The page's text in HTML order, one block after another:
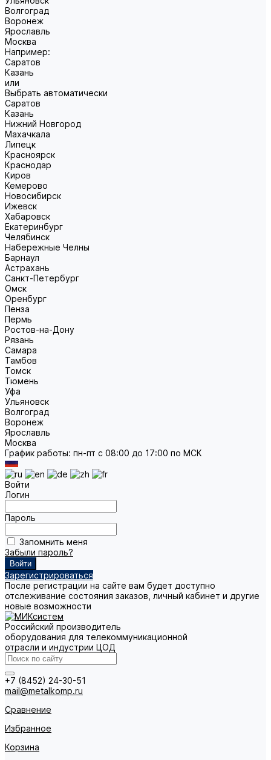
Волгоград
Воронеж
Ярославль
Москва
Например:
Саратов
Казань
или
Выбрать автоматически
Саратов
Казань
Нижний Новгород
Махачкала
Липецк
Красноярск
Краснодар
Киров
Кемерово
Новосибирск
Ижевск
Хабаровск
Екатеринбург
Челябинск
Набережные Челны
Барнаул
Астрахань
Санкт-Петербург
Омск
Оренбург
Пенза
Пермь
Ростов-на-Дону
Рязань
Самара
Тамбов
Томск
Тюмень
Уфа
Ульяновск
Волгоград
Воронеж
Ярославль
Москва
График работы: пн-пт с 08:00 до 17:00 по МСК
Войти
Логин
Пароль
Запомнить меня
Забыли пароль?
Зарегистрироваться
После регистрации на сайте вам будет доступно
отслеживание состояния заказов, личный кабинет и другие
новые возможности
Российский производитель
оборудования для телекоммуникационной
отрасли и индустрии ЦОД
+7 (8452) 24-30-51
mail@metalkomp.ru
Сравнение
Избранное
Корзина